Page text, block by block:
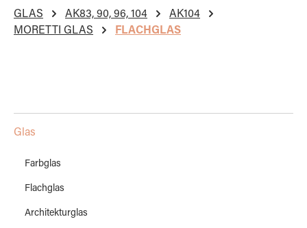
GLAS AK83, 90, 96, 104
AK104
MORETTI GLAS
FLACHGLAS
Glas
Farbglas
Flachglas
Architekturglas